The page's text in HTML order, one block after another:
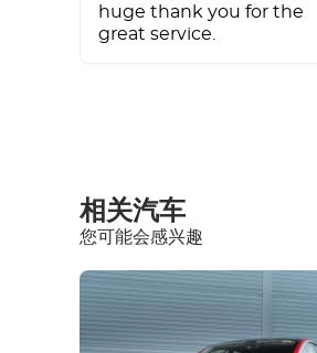
huge thank you for the
great service.
舒适
相关汽车
您可能会感兴趣